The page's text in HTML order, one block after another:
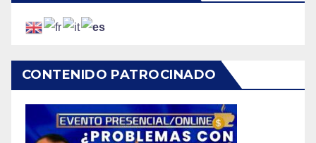
CONTENIDO PATROCINADO